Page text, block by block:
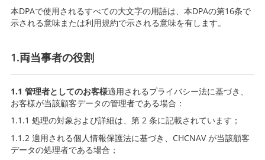
本DPAで使用されるすべての大文字の用語は、本DPAの第16条で
示される意味または利用規約で示される意味を有します。
1.両当事者の役割
1.1 管理者としてのお客様適用されるプライバシー法に基づき、
お客様が当該顧客データの管理者である場合：
1.1.1 処理の対象および詳細は、第 2 条に記載されています；
1.1.2 適用される個人情報保護法に基づき、CHCNAV が当該顧客
データの処理者である場合；